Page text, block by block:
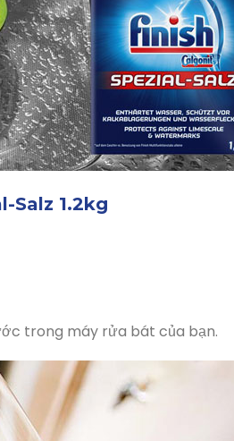
Salz 1.2kg
trong máy rửa bát của bạn.